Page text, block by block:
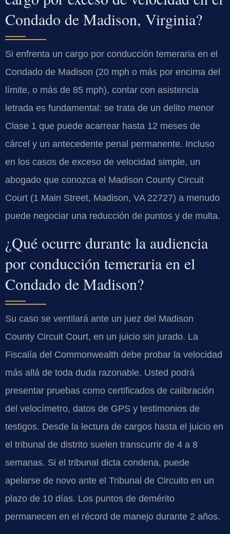
Condado de Madison, Virginia?
Si enfrenta un cargo por conducción temeraria en el
Condado de Madison (20 mph o más por encima del
límite, o más de 85 mph), contar con asistencia
letrada es fundamental: se trata de un delito menor
Clase 1 que puede acarrear hasta 12 meses de
cárcel y un antecedente penal permanente. Incluso
en los casos de exceso de velocidad simple, un
abogado que conozca el Madison County Circuit
Court (1 Main Street, Madison, VA 22727) a menudo
puede negociar una reducción de puntos y de multa.
¿Qué ocurre durante la audiencia
por conducción temeraria en el
Condado de Madison?
Su caso se ventilará ante un juez del Madison
County Circuit Court, en un juicio sin jurado. La
Fiscalía del Commonwealth debe probar la velocidad
más allá de toda duda razonable. Usted podrá
presentar pruebas como certificados de calibración
del velocímetro, datos de GPS y testimonios de
testigos. Desde la lectura de cargos hasta el juicio en
el tribunal de distrito suelen transcurrir de 4 a 8
semanas. Si el tribunal dicta condena, puede
apelarse de novo ante el Tribunal de Circuito en un
plazo de 10 días. Los puntos de demérito
permanecen en el récord de manejo durante 2 años.